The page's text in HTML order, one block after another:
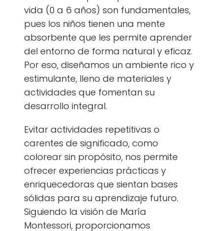
vida (0 a 6 años) son fundamentales,
pues los niños tienen una mente
absorbente que les permite aprender
del entorno de forma natural y eficaz.
Por eso, diseñamos un ambiente rico y
estimulante, lleno de materiales y
actividades que fomentan su
desarrollo integral.
Evitar actividades repetitivas o
carentes de significado, como
colorear sin propósito, nos permite
ofrecer experiencias prácticas y
enriquecedoras que sientan bases
sólidas para su aprendizaje futuro.
Siguiendo la visión de María
Montessori, proporcionamos